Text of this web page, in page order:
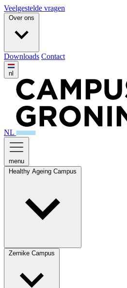
Veelgestelde vragen
Over ons
Downloads Contact
nl
NL
menu
Healthy Ageing Campus
Zernike Campus